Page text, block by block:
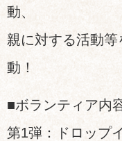
動、
親に対する活動
動！
■ボランティア内
第1弾：ドロップ